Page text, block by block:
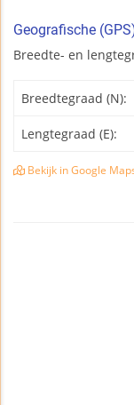
Geografische
Breedte- en
Breedtegraad (N):
Lengtegraad (E):
Bekijk in Google